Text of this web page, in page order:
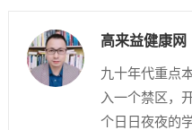
高来益健康网
九十年代重点
入一个禁区，
个日日夜夜的